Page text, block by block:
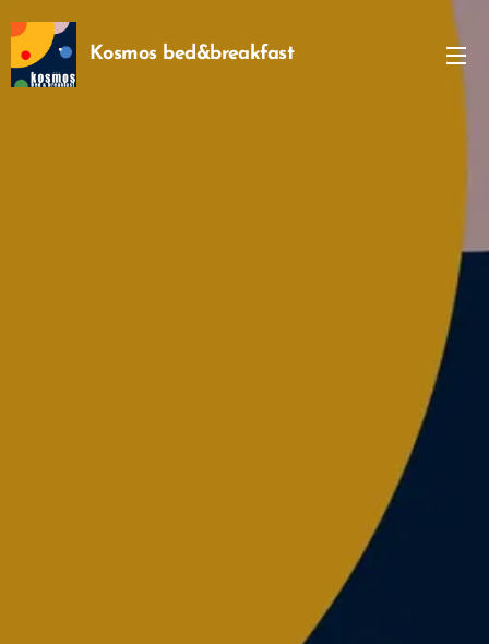
Kosmos bed&breakfast